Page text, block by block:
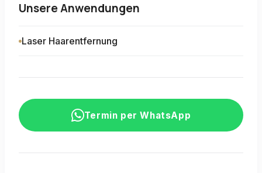
Unsere Anwendungen
Laser Haarentfernung
Termin per WhatsApp